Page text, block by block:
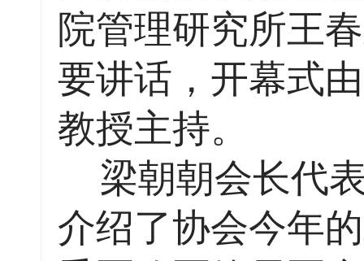
院管理研究所王
要讲话，开幕式
教授主持。
梁朝朝会长代
介绍了协会今年